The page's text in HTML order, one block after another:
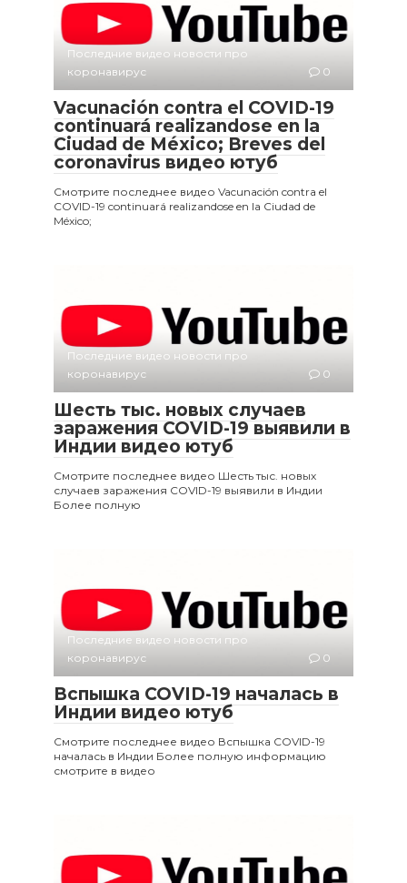
Последние видео новости про
коронавирус
0
Vacunación contra el COVID-19
continuará realizandose en la
Ciudad de México; Breves del
coronavirus видео ютуб
Смотрите последнее видео Vacunación contra el
COVID-19 continuará realizandose en la Ciudad de
México;
Последние видео новости про
коронавирус
0
Шесть тыс. новых случаев
заражения COVID-19 выявили в
Индии видео ютуб
Смотрите последнее видео Шесть тыс. новых
случаев заражения COVID-19 выявили в Индии
Более полную
Последние видео новости про
коронавирус
0
Вспышка COVID-19 началась в
Индии видео ютуб
Смотрите последнее видео Вспышка COVID-19
началась в Индии Более полную информацию
смотрите в видео